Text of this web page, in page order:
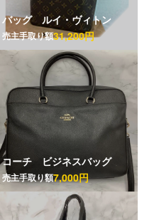
バッグ ルイ・ヴィトン
売主手取り額31,200円
コーチ ビジネスバッグ
売主手取り額7,000円